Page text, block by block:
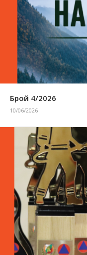
Брой 4/2026
10/06/2026